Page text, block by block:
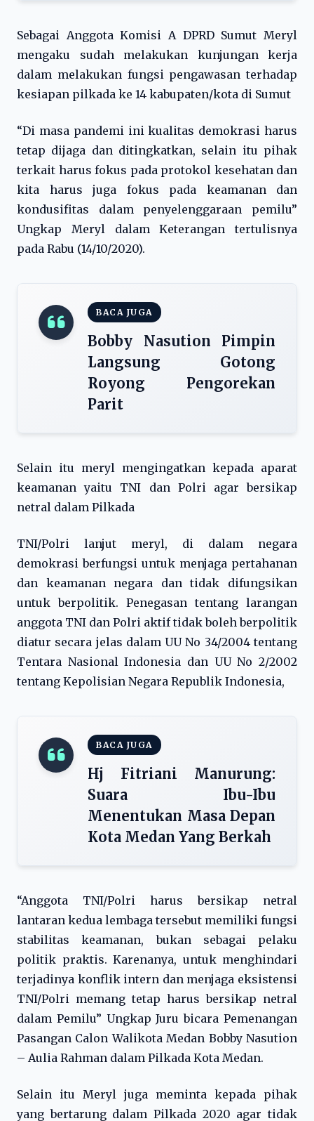
Sebagai Anggota Komisi A DPRD Sumut Meryl
mengaku sudah melakukan kunjungan kerja
dalam melakukan fungsi pengawasan terhadap
kesiapan pilkada ke 14 kabupaten/kota di Sumut
“Di masa pandemi ini kualitas demokrasi harus
tetap dijaga dan ditingkatkan, selain itu pihak
terkait harus fokus pada protokol kesehatan dan
kita harus juga fokus pada keamanan dan
kondusifitas dalam penyelenggaraan pemilu”
Ungkap Meryl dalam Keterangan tertulisnya
pada Rabu (14/10/2020).
BACA JUGA
Bobby Nasution Pimpin
Langsung Gotong
Royong Pengorekan
Parit
Selain itu meryl mengingatkan kepada aparat
keamanan yaitu TNI dan Polri agar bersikap
netral dalam Pilkada
TNI/Polri lanjut meryl, di dalam negara
demokrasi berfungsi untuk menjaga pertahanan
dan keamanan negara dan tidak difungsikan
untuk berpolitik. Penegasan tentang larangan
anggota TNI dan Polri aktif tidak boleh berpolitik
diatur secara jelas dalam UU No 34/2004 tentang
Tentara Nasional Indonesia dan UU No 2/2002
tentang Kepolisian Negara Republik Indonesia,
BACA JUGA
Hj Fitriani Manurung:
Suara Ibu-Ibu
Menentukan Masa Depan
Kota Medan Yang Berkah
“Anggota TNI/Polri harus bersikap netral
lantaran kedua lembaga tersebut memiliki fungsi
stabilitas keamanan, bukan sebagai pelaku
politik praktis. Karenanya, untuk menghindari
terjadinya konflik intern dan menjaga eksistensi
TNI/Polri memang tetap harus bersikap netral
dalam Pemilu” Ungkap Juru bicara Pemenangan
Pasangan Calon Walikota Medan Bobby Nasution
– Aulia Rahman dalam Pilkada Kota Medan.
Selain itu Meryl juga meminta kepada pihak
yang bertarung dalam Pilkada 2020 agar tidak